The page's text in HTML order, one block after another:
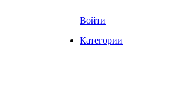
Войти
Категории